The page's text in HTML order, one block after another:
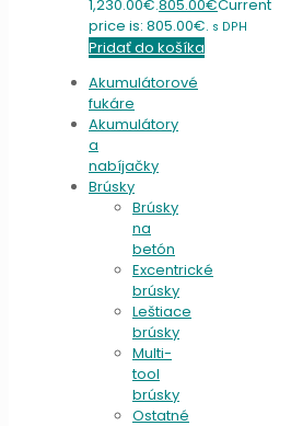
1,230.00€.805.00€Current
price is: 805.00€. s DPH
Pridať do košíka
Akumulátorové
fukáre
Akumulátory
a
nabíjačky
Brúsky
Brúsky
na
betón
Excentrické
brúsky
Leštiace
brúsky
Multi-
tool
brúsky
Ostatné